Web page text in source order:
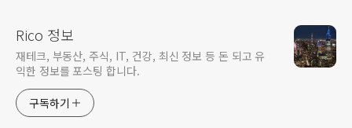
Rico 정보
재테크, 부동산, 주식, IT, 건강, 최신 정보 등 돈 되고 유
익한 정보를 포스팅 합니다.
구독하기